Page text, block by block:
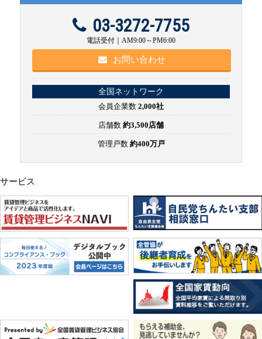
03-3272-7755
電話受付｜AM9:00～PM6:00
お問い合わせ
全国ネットワーク
会員企業数 2,000社
店舗数 約3,500店舗
管理戸数 約400万戸
サービス